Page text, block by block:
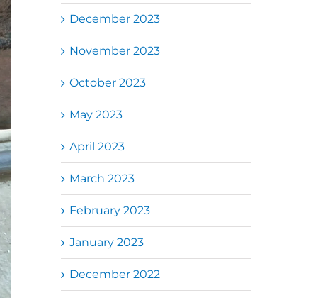
December 2023
November 2023
October 2023
May 2023
April 2023
March 2023
February 2023
January 2023
December 2022